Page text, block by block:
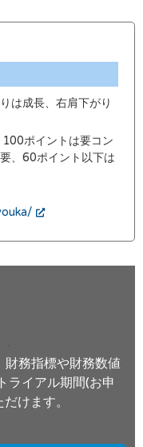
は成長、右肩下がり
ポイントは要コン
、60ポイント以下は
財務指標や財務数値
ライアル期間(お申
けます。